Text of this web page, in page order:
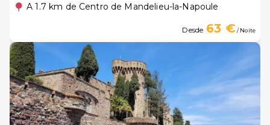
A 1.7 km de Centro de Mandelieu-la-Napoule
Desde 63 €/ Noite